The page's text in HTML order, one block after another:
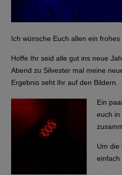
Ich wünsche Euch allen ein
Hoffe Ihr seid alle gut ins neue
Abend zu Silvester mal meine
Ergebnis seht Ihr auf den Bildern.
Ein
euch in
Um die
einfach